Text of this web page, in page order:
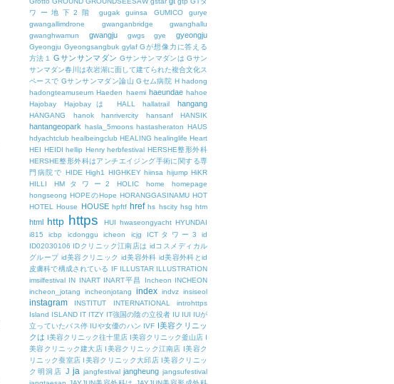
ワー地下2階
gugak guinsa GUMICO
gurye
gwangallimdrone
gwanganbridge
gwanghallu
gwanghwamun
gwangju gwgs gye gyeongju
Gyeongju Gyeongsangbuk gylaf Gが想像力に答える
方法１
Gサンサンマダン Gサンサンマダンは Gサン
サンマダン春川は衣岩湖に面して建てられた複合文化ス
ペースで Gサンサンマダン論山 Gセム病院 H hadong
hadongteamuseum Haeden haemi haeundae hahoe
Hajobay
Hajobayは HALL hallatrail hangang
HANGANG hanok hanrivercity hansanf HANSIK
hantangeopark hasla_5moons hastasheraton HAUS
hdyachtclub healbeingclub HEALING healinglife Heart
HEI HEIDI hellip Henry herbfestival HERSHE整形外科
HERSHE整形外科はアンチエイジング手術に関する専
門病院で HIDE High1 HIGHKEY hiinsa hijump HiKR
HILLI
HMタワー2 HOLIC home
homepage
hongseong HOPEのHope HORANGGASINAMU HOT
HOTEL
House HOUSE hpftf href hs hscity hsg htm
html http https HUI hwaseongyacht HYUNDAI
i815
icbp icdonggu icheon icjg ICTタワー3
id
ID02030106 IDクリニック江南店は idコスメディカル
グループ id美容クリニック id美容外科 id美容外科とid
皮膚科で構成されている IF ILLUSTAR ILLUSTRATION
imsilfestival IN INART INART平昌 Incheon INCHEON
incheon_jotang
incheonjotang index indvz insiseol
instagram INSTITUT INTERNATIONAL
introhttps
Island ISLAND IT ITZY IT強国の陰の立役者 IU IUI IUが
立っていたバス停 IUや女優のハン IVF I美容クリニッ
クは I美容クリニック往十里店 I美容クリニック釜山店 I
美容クリニック建大店 I美容クリニック江南店 I美容ク
リニック蚕室店 I美容クリニック大邱店 I美容クリニッ
ク明洞店 J ja jangfestival jangheung jangsufestival